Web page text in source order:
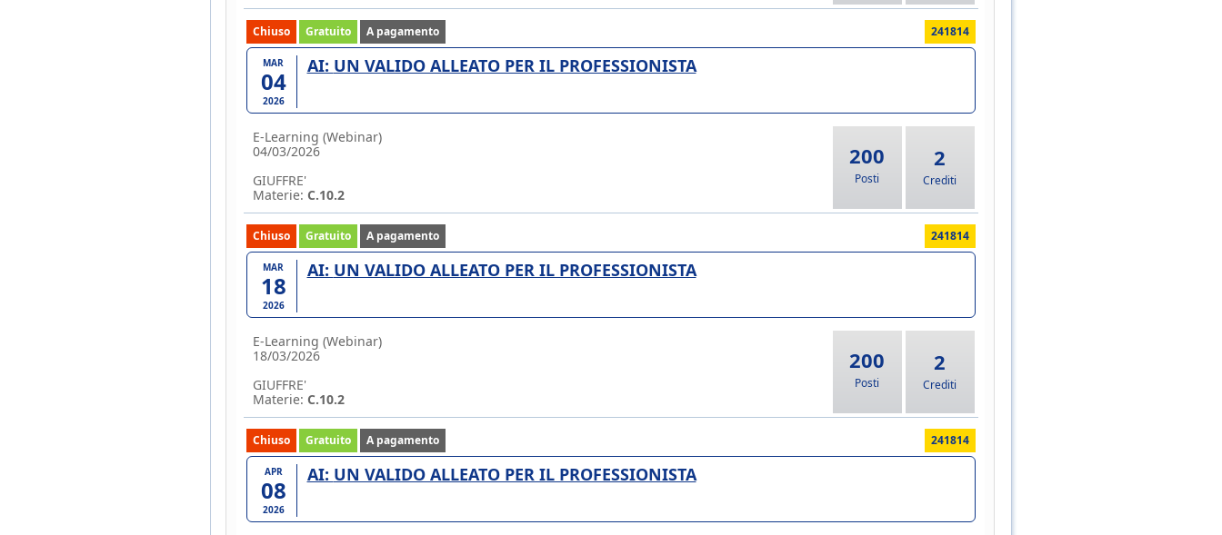
Chiuso Gratuito A pagamento 241814
MAR
04
2026
AI: UN VALIDO ALLEATO PER IL PROFESSIONISTA
E-Learning (Webinar)
04/03/2026
GIUFFRE'
Materie: C.10.2
200
Posti
2
Crediti
Chiuso Gratuito A pagamento 241814
MAR
18
2026
AI: UN VALIDO ALLEATO PER IL PROFESSIONISTA
E-Learning (Webinar)
18/03/2026
GIUFFRE'
Materie: C.10.2
200
Posti
2
Crediti
Chiuso Gratuito A pagamento 241814
APR
08
2026
AI: UN VALIDO ALLEATO PER IL PROFESSIONISTA